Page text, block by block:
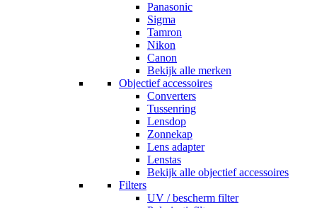
Panasonic
Sigma
Tamron
Nikon
Canon
Bekijk alle merken
Objectief accessoires
Converters
Tussenring
Lensdop
Zonnekap
Lens adapter
Lenstas
Bekijk alle objectief accessoires
Filters
UV / bescherm filter